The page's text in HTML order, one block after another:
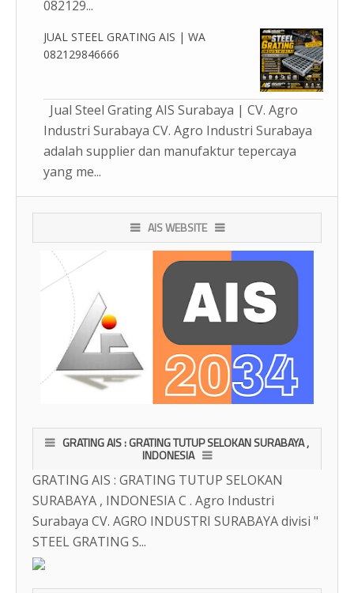
082129...
JUAL STEEL GRATING AIS | WA
082129846666
Jual Steel Grating AIS Surabaya | CV. Agro
Industri Surabaya CV. Agro Industri Surabaya
adalah supplier dan manufaktur tepercaya
yang me...
AIS WEBSITE
GRATING AIS : GRATING TUTUP SELOKAN SURABAYA ,
INDONESIA
GRATING AIS : GRATING TUTUP SELOKAN
SURABAYA , INDONESIA C . Agro Industri
Surabaya CV. AGRO INDUSTRI SURABAYA divisi "
STEEL GRATING S...